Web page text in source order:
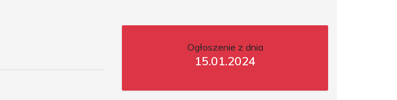
Ogłoszenie z dnia
15.01.2024